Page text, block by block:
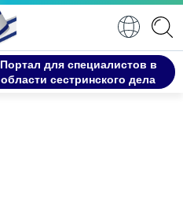
Портал для специалистов в
области сестринского дела